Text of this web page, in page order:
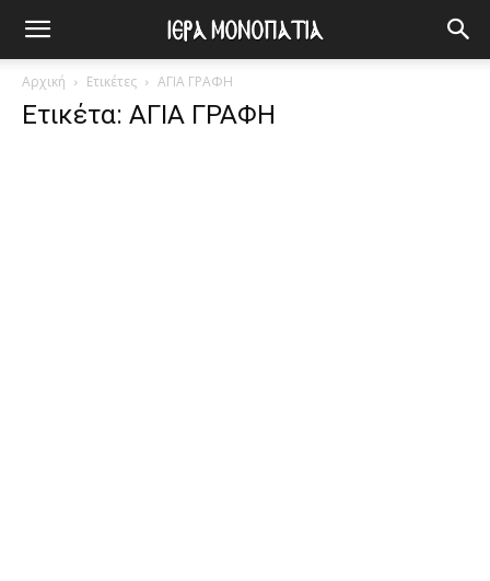
Αρχική Ετικέτες ΑΓΙΑ ΓΡΑΦΗ
Ετικέτα: ΑΓΙΑ ΓΡΑΦΗ